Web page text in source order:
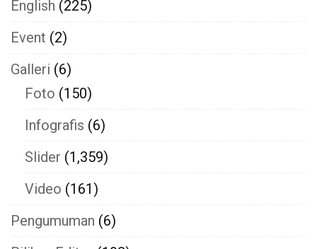
English (225)
Event (2)
Galleri (6)
Foto (150)
Infografis (6)
Slider (1,359)
Video (161)
Pengumuman (6)